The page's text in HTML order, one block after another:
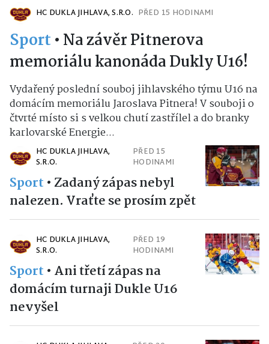
HC DUKLA JIHLAVA, S.R.O. PŘED 15 HODINAMI
Sport • Na závěr Pitnerova
memoriálu kanonáda Dukly U16!
Vydařený poslední souboj jihlavského týmu U16 na
domácím memoriálu Jaroslava Pitnera! V souboji o
čtvrté místo si s velkou chutí zastřílel a do branky
karlovarské Energie...
HC DUKLA JIHLAVA,
S.R.O.
PŘED 15
HODINAMI
Sport • Zadaný zápas nebyl
nalezen. Vraťte se prosím zpět
HC DUKLA JIHLAVA,
S.R.O.
PŘED 19
HODINAMI
Sport • Ani třetí zápas na
domácím turnaji Dukle U16
nevyšel